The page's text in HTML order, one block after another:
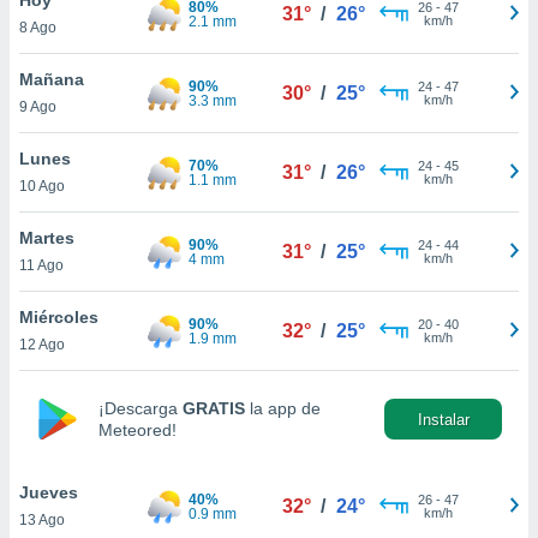
en
más
nuestra
de
aceptar
de
8 Ago
80%
2.1 mm
31° / 26° 26- 47
km/h
Mañana
9 Ago
90%
3.3 mm
30° / 25° 24- 47
km/h
Lunes
10 Ago
70%
1.1 mm
31° / 26° 24- 45
km/h
Martes
11 Ago
90%
4 mm
31° / 25° 24- 44
km/h
Miércoles
12 Ago
90%
1.9 mm
32° / 25° 20- 40
km/h
¡Descarga GRATIS la app de
Meteored!
Instalar
Jueves
13 Ago
40%
0.9 mm
32° / 24° 26- 47
km/h